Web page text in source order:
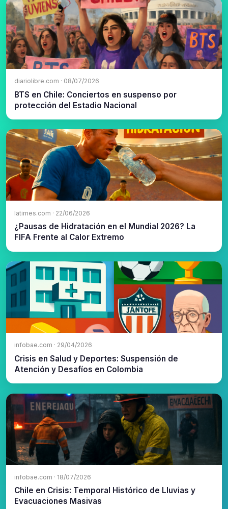
diariolibre.com · 08/07/2026
BTS en Chile: Conciertos en suspenso por
protección del Estadio Nacional
latimes.com · 22/06/2026
¿Pausas de Hidratación en el Mundial 2026? La
FIFA Frente al Calor Extremo
infobae.com · 29/04/2026
Crisis en Salud y Deportes: Suspensión de
Atención y Desafíos en Colombia
infobae.com · 18/07/2026
Chile en Crisis: Temporal Histórico de Lluvias y
Evacuaciones Masivas